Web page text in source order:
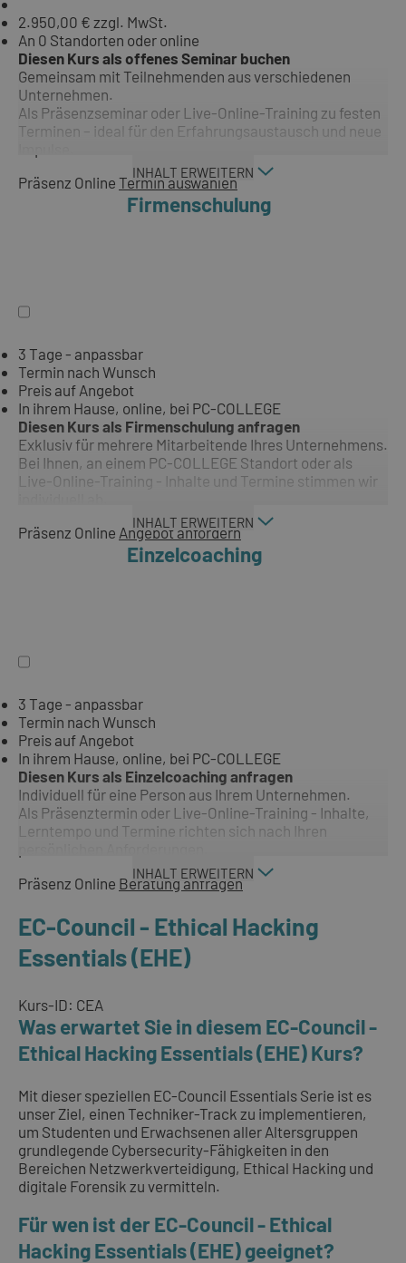
2.950,00 € zzgl. MwSt.
An 0 Standorten oder online
Diesen Kurs als offenes Seminar buchen
Gemeinsam mit Teilnehmenden aus verschiedenen
Unternehmen.
Als Präsenzseminar oder Live-Online-Training zu festen
Terminen – ideal für den Erfahrungsaustausch und neue
INHALT ERWEITERN
Präsenz Online Termin auswählen
Firmenschulung
3 Tage - anpassbar
Termin nach Wunsch
Preis auf Angebot
In ihrem Hause, online, bei PC-COLLEGE
Diesen Kurs als Firmenschulung anfragen
Exklusiv für mehrere Mitarbeitende Ihres Unternehmens.
Bei Ihnen, an einem PC-COLLEGE Standort oder als
Live-Online-Training - Inhalte und Termine stimmen wir
INHALT ERWEITERN
Präsenz Online Angebot anfordern
Einzelcoaching
3 Tage - anpassbar
Termin nach Wunsch
Preis auf Angebot
In ihrem Hause, online, bei PC-COLLEGE
Diesen Kurs als Einzelcoaching anfragen
Individuell für eine Person aus Ihrem Unternehmen.
Als Präsenztermin oder Live-Online-Training - Inhalte,
Lerntempo und Termine richten sich nach Ihren
INHALT ERWEITERN
Präsenz Online Beratung anfragen
EC-Council - Ethical Hacking
Essentials (EHE)
Kurs-ID: CEA
Was erwartet Sie in diesem EC-Council -
Ethical Hacking Essentials (EHE) Kurs?
Mit dieser speziellen EC-Council Essentials Serie ist es
unser Ziel, einen Techniker-Track zu implementieren,
um Studenten und Erwachsenen aller Altersgruppen
grundlegende Cybersecurity-Fähigkeiten in den
Bereichen Netzwerkverteidigung, Ethical Hacking und
digitale Forensik zu vermitteln.
Für wen ist der EC-Council - Ethical
Hacking Essentials (EHE) geeignet?